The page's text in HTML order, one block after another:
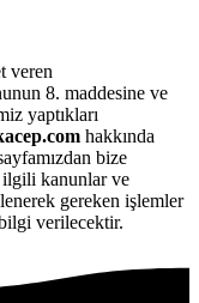
veren
8. maddesine ve
yaptıkları
hakkında
bize
kanunlar ve
gereken işlemler
verilecektir.